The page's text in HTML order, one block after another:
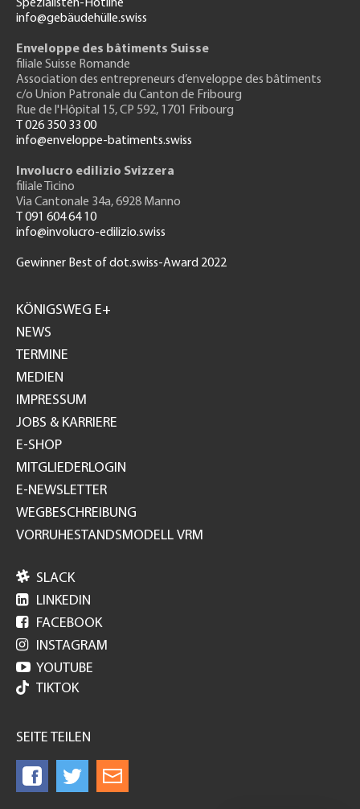
Spezialisten-Hotline
info@gebäudehülle.swiss
Enveloppe des bâtiments Suisse
filiale Suisse Romande
Association des entrepreneurs d’enveloppe des bâtiments
c/o Union Patronale du Canton de Fribourg
Rue de l'Hôpital 15, CP 592, 1701 Fribourg
T 026 350 33 00
info@enveloppe-batiments.swiss
Involucro edilizio Svizzera
filiale Ticino
Via Cantonale 34a, 6928 Manno
T 091 604 64 10
info@involucro-edilizio.swiss
Gewinner Best of dot.swiss-Award 2022
GH
KÖNIGSWEG E+
NEWS
TERMINE
MEDIEN
IMPRESSUM
JOBS & KARRIERE
E-SHOP
MITGLIEDERLOGIN
E-NEWSLETTER
WEGBESCHREIBUNG
VORRUHESTANDSMODELL VRM
 SLACK
 LINKEDIN
 FACEBOOK
 INSTAGRAM
 YOUTUBE
TIKTOK
SEITE TEILEN